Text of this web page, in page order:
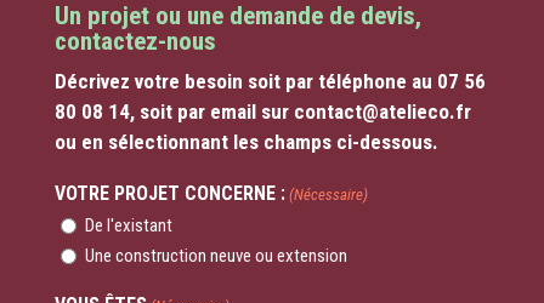
Un projet ou une demande de devis,
contactez-nous
Décrivez votre besoin soit par téléphone au 07 56
80 08 14, soit par email sur contact@atelieco.fr
ou en sélectionnant les champs ci-dessous.
VOTRE PROJET CONCERNE : (Nécessaire)
De l'existant
Une construction neuve ou extension